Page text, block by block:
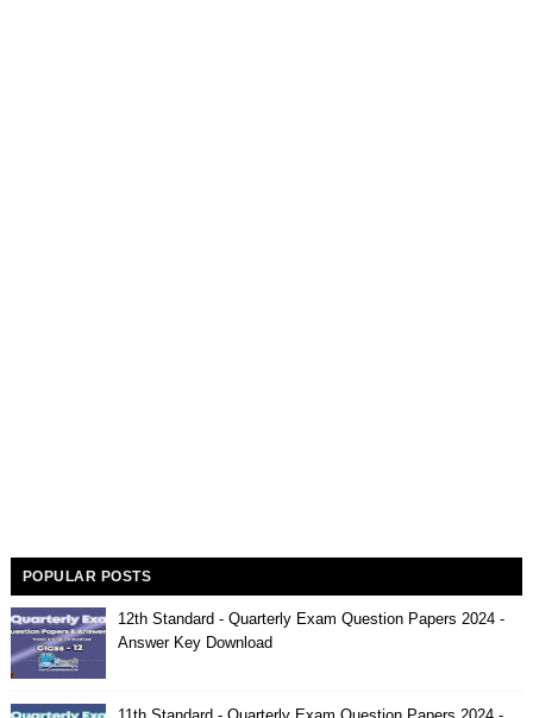
POPULAR POSTS
12th Standard - Quarterly Exam Question Papers 2024 -
Answer Key Download